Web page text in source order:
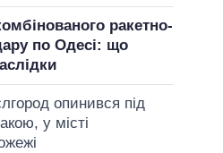
ракетно-
по Одесі: що
опинився під
у місті